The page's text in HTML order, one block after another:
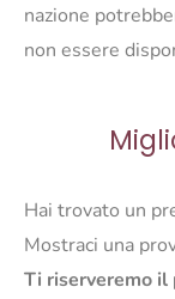
nazione
non essere
Hai trovato un
Mostraci una
Ti riserveremo il